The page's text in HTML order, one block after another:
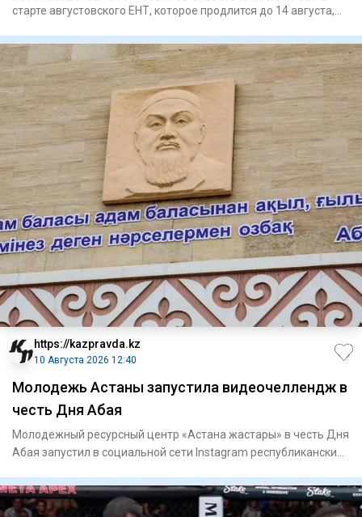
старте августовского ЕНТ, которое продлится до 14 августа,
https://kazpravda.kz
10 Августа 2026 12:40
Молодежь Астаны запустила видеочеллендж в
честь Дня Абая
Молодежный ресурсный центр «Астана жастары» в честь Дня
Абая запустил в социальной сети Instagram республиканский